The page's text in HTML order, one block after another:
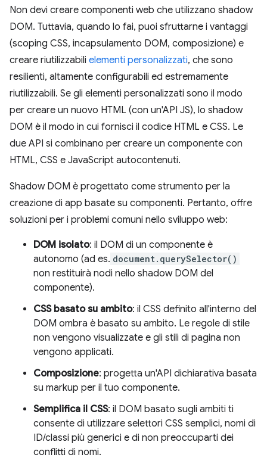
Non devi creare componenti web che utilizzano shadow
DOM. Tuttavia, quando lo fai, puoi sfruttarne i vantaggi
(scoping CSS, incapsulamento DOM, composizione) e
creare riutilizzabili elementi personalizzati, che sono
resilienti, altamente configurabili ed estremamente
riutilizzabili. Se gli elementi personalizzati sono il modo
per creare un nuovo HTML (con un'API JS), lo shadow
DOM è il modo in cui fornisci il codice HTML e CSS. Le
due API si combinano per creare un componente con
HTML, CSS e JavaScript autocontenuti.
Shadow DOM è progettato come strumento per la
creazione di app basate su componenti. Pertanto, offre
soluzioni per i problemi comuni nello sviluppo web:
DOM isolato: il DOM di un componente è
autonomo (ad es. document.querySelector()
non restituirà nodi nello shadow DOM del
componente).
CSS basato su ambito: il CSS definito all'interno del
DOM ombra è basato su ambito. Le regole di stile
non vengono visualizzate e gli stili di pagina non
vengono applicati.
Composizione: progetta un'API dichiarativa basata
su markup per il tuo componente.
Semplifica il CSS: il DOM basato sugli ambiti ti
consente di utilizzare selettori CSS semplici, nomi di
ID/classi più generici e di non preoccuparti dei
conflitti di nomi.